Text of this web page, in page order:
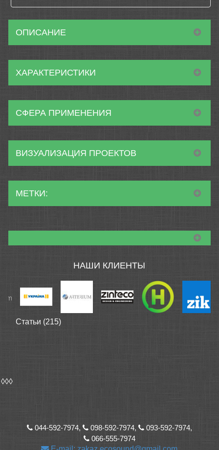
ОПИСАНИЕ
ХАРАКТЕРИСТИКИ
СФЕРА ПРИМЕНЕНИЯ
ВИЗУАЛИЗАЦИЯ ПРОЕКТОВ
МЕТКИ:
НАШИ КЛИЕНТЫ
Статьи (215)
◊◊◊
044-592-7974, 098-592-7974,
093-592-7974,
066-555-7974